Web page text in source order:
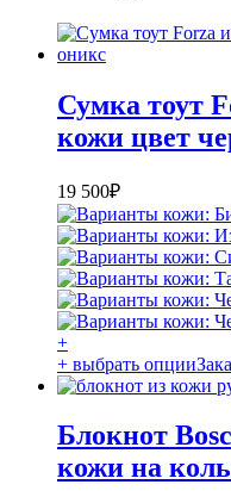
Сумка тоут
кожи цвет
19 500₽
+
+ выбрать опции
Блокнот
кожи на